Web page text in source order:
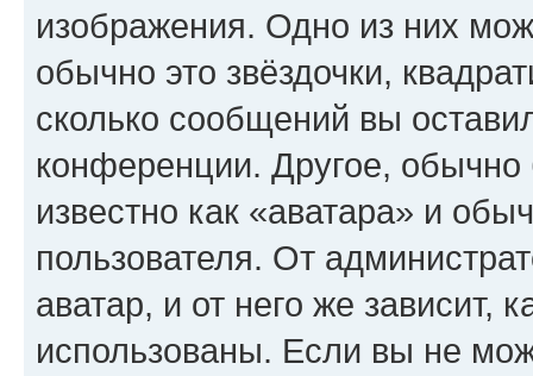
изображения. Одно из них
обычно это звёздочки,
сколько сообщений вы
конференции. Другое,
известно как «аватара» и
пользователя. От
аватар, и от него же зависит,
использованы. Если вы не